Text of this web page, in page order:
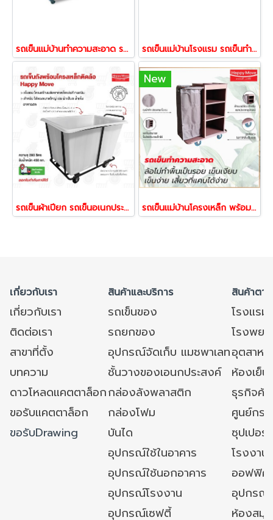
รถเข็นแม่บ้านทำความสะอาด รถเข็นทำความสะอาด รถเข็นโรงแรม รถเข็นแม่บ้าน Janitor Trolley Happy Move สีเทา 56381 รถเข็นแม่บ้านโรงแรม รถเข็นทำความสะอาด รถเข็นพร้อมถุงผ้า Maid Trolley Happy Move 53052
รถเข็นผ้าเปียก รถเข็นอเนกประสงค์สำหรับใส่ผ้าเปียก รถเข็นถังพร้อมโครงติดล้อ Happy Move 52307
New
รถเข็นแม่บ้านโครงเหล็ก พร้อมถุงผ้า รถเข็นทำความสะอาด รถเข็นโรงแรม รถเข็นเก็บของ Janitor Trolley Happy Move 24786
เกี่ยวกับเรา สินค้าและบริการ สินค้าตา
เกี่ยวกับเรา รถเข็นของ
โรงแร
ติดต่อเรา
รถยกของ
โรงพย
สาขาที่ตั้ง
อุปกรณ์จัดเก็บ แมชพาเลทอุตสาหก
บทความ
ชั้นวางของเอนกประสงค์
ห้องเย็
ดาวโหลดแคตตาล็อกกล่องลังพลาสติก
ธุรกิจค้
ขอรับแคตตาล็อก
กล่องโฟม
ศูนย์กร
ขอรับDrawing
บันได
ซุปเปอ
อุปกรณ์ใช้ในอาคาร
โรงงา
อุปกรณ์ใช้นอกอาคาร
ออฟฟิศ/
อุปกรณ์โรงงาน
อุปกรณ์
อุปกรณ์เซฟตี้
ห้องสมุ